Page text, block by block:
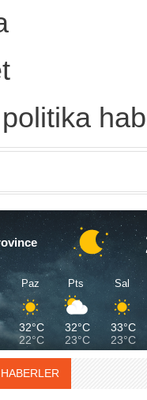
Paz
32°C
22°C
Pts
32°C
23°C
Sal
33°C
23°C